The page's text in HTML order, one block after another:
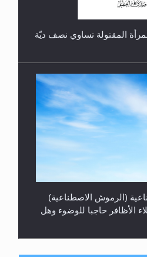
المقتولة تساوي نصف ديّة
(الرموش الاصطناعية)
الأظافر حاجبا للوضوء وهل